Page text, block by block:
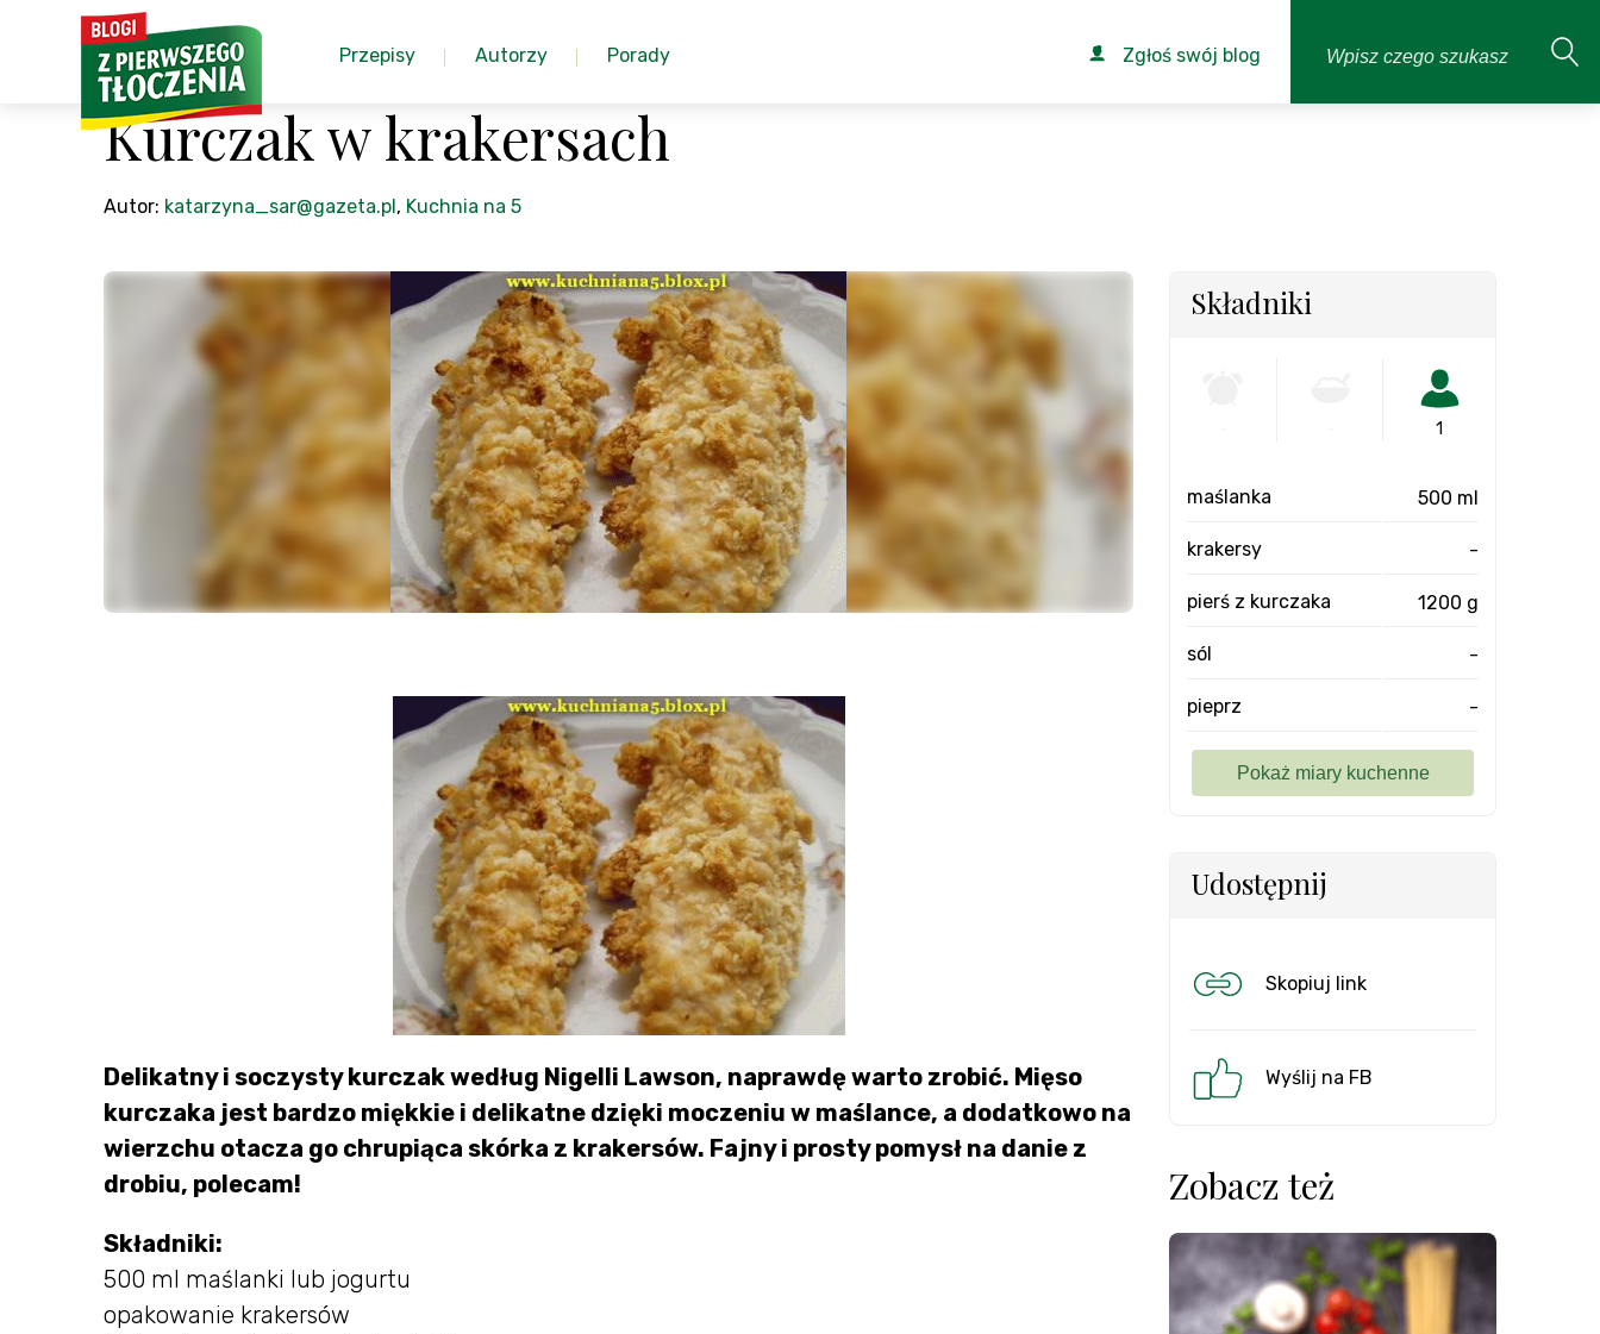
Przepisy Autorzy Porady Zgłoś swój blog
Kurczak w krakersach
Autor: katarzyna_sar@gazeta.pl, Kuchnia na 5
Delikatny i soczysty kurczak według Nigelli Lawson, naprawdę warto zrobić. Mięso
kurczaka jest bardzo miękkie i delikatne dzięki moczeniu w maślance, a dodatkowo na
wierzchu otacza go chrupiąca skórka z krakersów. Fajny i prosty pomysł na danie z
drobiu, polecam!
Składniki:
500 ml maślanki lub jogurtu
opakowanie krakersów
Składniki
1
maślanka 500 ml
krakersy -
pierś z kurczaka 1200 g
sól -
pieprz -
Udostępnij
Skopiuj link
Wyślij na FB
Zobacz też